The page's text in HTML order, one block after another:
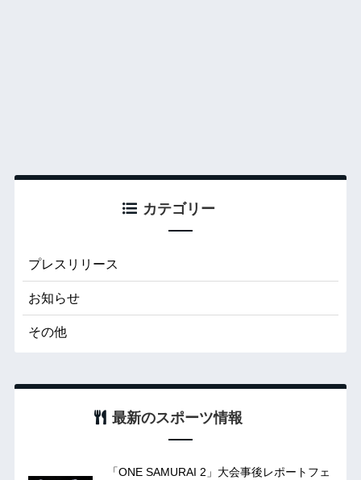
カテゴリー
プレスリリース
お知らせ
その他
最新のスポーツ情報
「ONE SAMURAI 2」大会事後レポートフェ